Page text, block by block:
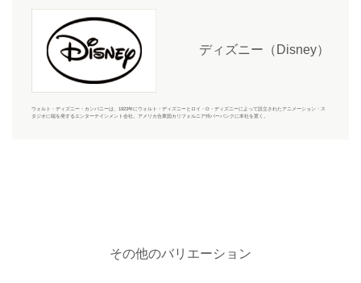
ディズニー（Disney）
ウォルト・ディズニー・カンパニーは、1923年にウォルト・ディズニーとロイ・O・ディズニーによって設立されたアニメーション・ス
タジオに端を発するエンターテインメント会社。アメリカ合衆国カリフォルニア州バーバンクに本社を置く。
その他のバリエーション